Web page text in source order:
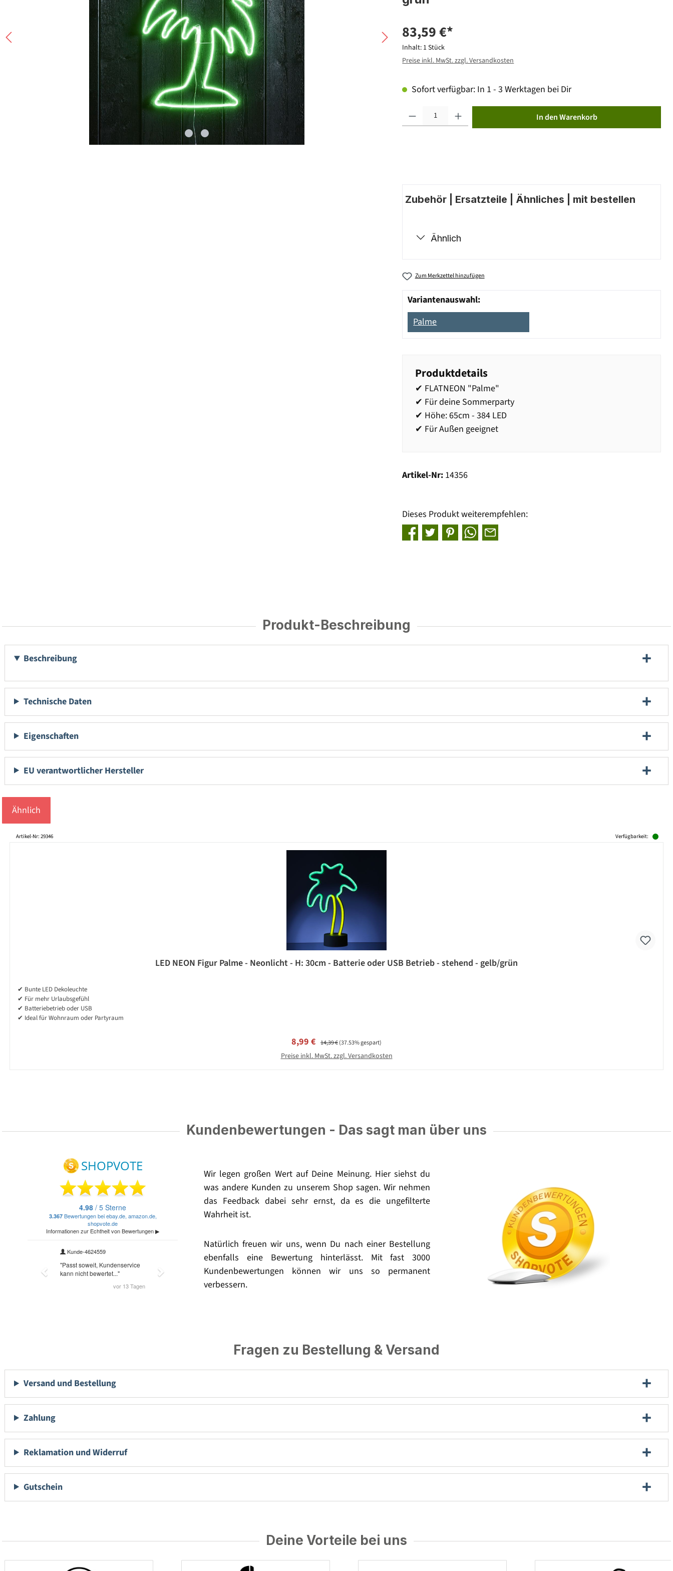
83,59 €*
Inhalt: 1 Stück
Preise inkl. MwSt. zzgl. Versandkosten
Sofort verfügbar: In 1 - 3 Werktagen bei Dir
In den Warenkorb
Zubehör | Ersatzteile | Ähnliches | mit bestellen
Ähnlich
Zum Merkzettel hinzufügen
Variantenauswahl:
Palme
Produktdetails
✔ FLATNEON "Palme"
✔ Für deine Sommerparty
✔ Höhe: 65cm - 384 LED
✔ Für Außen geeignet
Artikel-Nr: 14356
Dieses Produkt weiterempfehlen:
Produkt-Beschreibung
Beschreibung
Technische Daten
Eigenschaften
EU verantwortlicher Hersteller
Ähnlich
Produktgalerie überspringen
Artikel-Nr: 29346 Verfügbarkeit:
LED NEON Figur Palme - Neonlicht - H: 30cm - Batterie oder USB Betrieb - stehend - gelb/grün
✔ Bunte LED Dekoleuchte
✔ Für mehr Urlaubsgefühl
✔ Batteriebetrieb oder USB
✔ Ideal für Wohnraum oder Partyraum
Verkaufspreis:
8,99 € Regulärer Preis:
14,39 €(37.53% gespart)
Preise inkl. MwSt. zzgl. Versandkosten
Kundenbewertungen - Das sagt man über uns
Wir legen großen Wert auf Deine Meinung. Hier siehst du
was andere Kunden zu unserem Shop sagen. Wir nehmen
das Feedback dabei sehr ernst, da es die ungefilterte
Wahrheit ist.
Natürlich freuen wir uns, wenn Du nach einer Bestellung
ebenfalls eine Bewertung hinterlässt. Mit fast 3000
Kundenbewertungen können wir uns so permanent
verbessern.
Fragen zu Bestellung & Versand
Versand und Bestellung
Zahlung
Reklamation und Widerruf
Gutschein
Deine Vorteile bei uns